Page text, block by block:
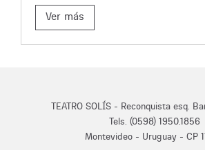
Ver más
TEATRO SOLÍS - Reconquista esq.
Tels. (0598) 1950.1856
Montevideo - Uruguay - CP